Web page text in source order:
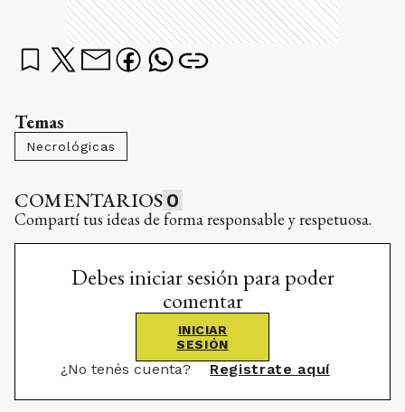
Temas
Necrológicas
COMENTARIOS 0
Compartí tus ideas de forma responsable y respetuosa.
Debes iniciar sesión para poder
comentar
INICIAR
SESIÓN
¿No tenés cuenta? Registrate aquí